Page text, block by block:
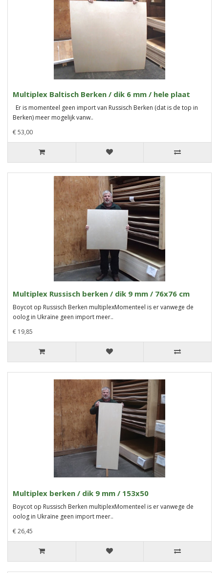
Multiplex Baltisch Berken / dik 6 mm / hele plaat
Er is momenteel geen import van Russisch Berken (dat is de top in
Berken) meer mogelijk vanw..
€ 53,00
Multiplex Russisch berken / dik 9 mm / 76x76 cm
Boycot op Russisch Berken multiplexMomenteel is er vanwege de
oolog in Ukraïne geen import meer..
€ 19,85
Multiplex berken / dik 9 mm / 153x50
Boycot op Russisch Berken multiplexMomenteel is er vanwege de
oolog in Ukraïne geen import meer..
€ 26,45